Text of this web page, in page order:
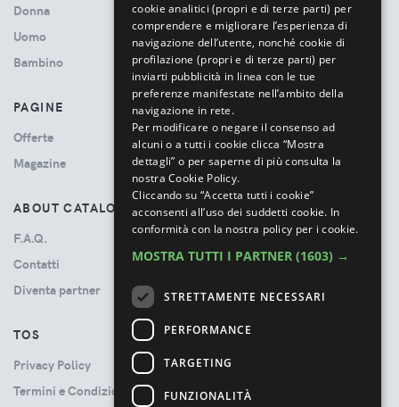
Donna
Uomo
Bambino
PAGINE
Offerte
Magazine
ABOUT CATALOVE
F.A.Q.
Contatti
Diventa partner
TOS
Privacy Policy
Termini e Condizioni
cookie analitici (propri e di terze parti) per
comprendere e migliorare l’esperienza di
navigazione dell’utente, nonché cookie di
profilazione (propri e di terze parti) per
inviarti pubblicità in linea con le tue
preferenze manifestate nell’ambito della
navigazione in rete.
Per modificare o negare il consenso ad
alcuni o a tutti i cookie clicca “Mostra
dettagli” o per saperne di più consulta la
nostra Cookie Policy.
Cliccando su “Accetta tutti i cookie”
acconsenti all’uso dei suddetti cookie. In
conformità con la nostra policy per i cookie.
MOSTRA TUTTI I PARTNER (1603) →
STRETTAMENTE NECESSARI
PERFORMANCE
TARGETING
FUNZIONALITÀ